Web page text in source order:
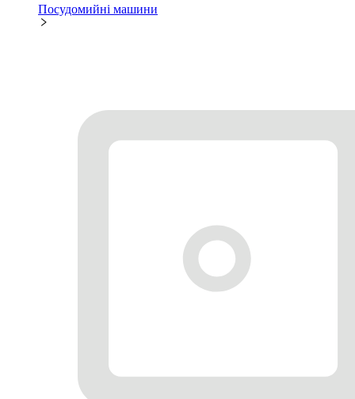
Посудомийні машини